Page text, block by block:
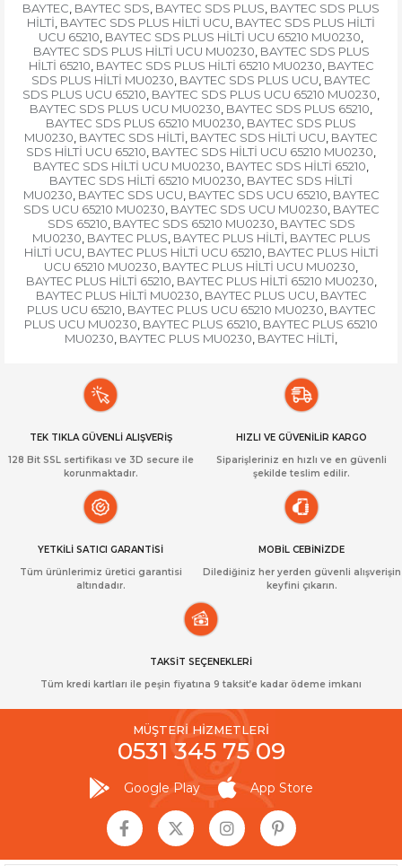
BAYTEC, BAYTEC SDS, BAYTEC SDS PLUS, BAYTEC SDS PLUS
HİLTİ, BAYTEC SDS PLUS HİLTİ UCU, BAYTEC SDS PLUS HİLTİ
UCU 65210, BAYTEC SDS PLUS HİLTİ UCU 65210 MU0230,
BAYTEC SDS PLUS HİLTİ UCU MU0230, BAYTEC SDS PLUS
HİLTİ 65210, BAYTEC SDS PLUS HİLTİ 65210 MU0230, BAYTEC
SDS PLUS HİLTİ MU0230, BAYTEC SDS PLUS UCU, BAYTEC
SDS PLUS UCU 65210, BAYTEC SDS PLUS UCU 65210 MU0230,
BAYTEC SDS PLUS UCU MU0230, BAYTEC SDS PLUS 65210,
BAYTEC SDS PLUS 65210 MU0230, BAYTEC SDS PLUS
MU0230, BAYTEC SDS HİLTİ, BAYTEC SDS HİLTİ UCU, BAYTEC
SDS HİLTİ UCU 65210, BAYTEC SDS HİLTİ UCU 65210 MU0230,
BAYTEC SDS HİLTİ UCU MU0230, BAYTEC SDS HİLTİ 65210,
BAYTEC SDS HİLTİ 65210 MU0230, BAYTEC SDS HİLTİ
MU0230, BAYTEC SDS UCU, BAYTEC SDS UCU 65210, BAYTEC
SDS UCU 65210 MU0230, BAYTEC SDS UCU MU0230, BAYTEC
SDS 65210, BAYTEC SDS 65210 MU0230, BAYTEC SDS
MU0230, BAYTEC PLUS, BAYTEC PLUS HİLTİ, BAYTEC PLUS
HİLTİ UCU, BAYTEC PLUS HİLTİ UCU 65210, BAYTEC PLUS HİLTİ
UCU 65210 MU0230, BAYTEC PLUS HİLTİ UCU MU0230,
BAYTEC PLUS HİLTİ 65210, BAYTEC PLUS HİLTİ 65210 MU0230,
BAYTEC PLUS HİLTİ MU0230, BAYTEC PLUS UCU, BAYTEC
PLUS UCU 65210, BAYTEC PLUS UCU 65210 MU0230, BAYTEC
PLUS UCU MU0230, BAYTEC PLUS 65210, BAYTEC PLUS 65210
MU0230, BAYTEC PLUS MU0230, BAYTEC HİLTİ,
TEK TIKLA GÜVENLİ ALIŞVERİŞ
128 Bit SSL sertifikası ve 3D secure ile
korunmaktadır.
HIZLI VE GÜVENİLİR KARGO
Siparişleriniz en hızlı ve en güvenli
şekilde teslim edilir.
YETKİLİ SATICI GARANTİSİ
Tüm ürünlerimiz üretici garantisi
altındadır.
MOBİL CEBİNİZDE
Dilediğiniz her yerden güvenli alışverişin
keyfini çıkarın.
TAKSİT SEÇENEKLERİ
Tüm kredi kartları ile peşin fiyatına 9 taksit’e kadar ödeme imkanı
MÜŞTERİ HİZMETLERİ
0531 345 75 09
Google Play App Store